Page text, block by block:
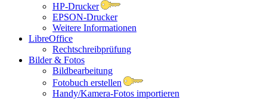
HP-Drucker
EPSON-Drucker
Weitere Informationen
LibreOffice
Rechtschreibprüfung
Bilder & Fotos
Bildbearbeitung
Fotobuch erstellen
Handy/Kamera-Fotos importieren